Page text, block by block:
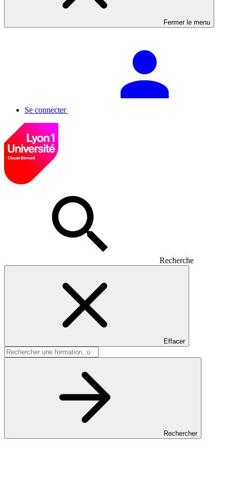
Fermer le menu
Se connecter
Recherche
Effacer
Rechercher